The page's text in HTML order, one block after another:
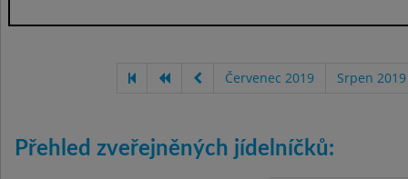
Červenec 2019 Srpen 2019
Přehled zveřejněných jídelníčků: